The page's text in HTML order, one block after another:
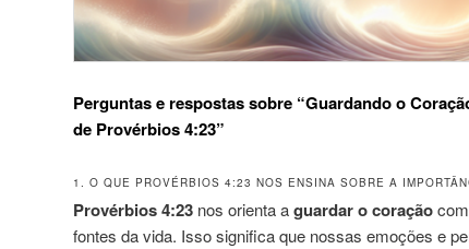
Perguntas e respostas sobre “Guardando o
de Provérbios 4:23”
1. O QUE PROVÉRBIOS 4:23 NOS ENSINA SOBRE A
Provérbios 4:23nos orienta aguardar o coraçãocom
fontes da vida. Isso significa que nossas emoções e